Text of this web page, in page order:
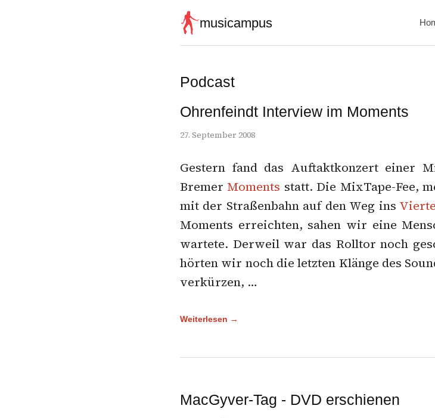
musicampus
Podcast
Ohrenfeindt Interview im Moments
27. September 2008
Gestern fand das Auftaktkonzert einer
Bremer Moments statt. Die MixTape-Fee,
mit der Straßenbahn auf den Weg ins
Moments erreichten, sahen wir eine
wartete. Derweil war das Rolltor noch
hörten wir noch die letzten Klänge des
verkürzen, …
Weiterlesen →
MacGyver-Tag - DVD erschienen